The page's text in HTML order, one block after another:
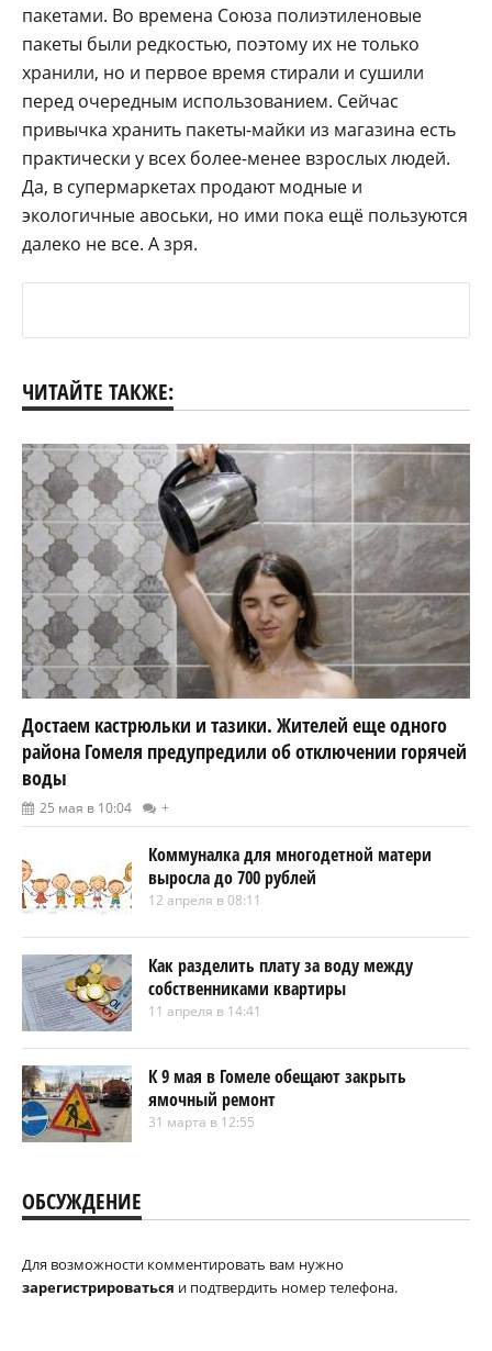
пакетами. Во времена Союза полиэтиленовые
пакеты были редкостью, поэтому их не только
хранили, но и первое время стирали и сушили
перед очередным использованием. Сейчас
привычка хранить пакеты-майки из магазина есть
практически у всех более-менее взрослых людей.
Да, в супермаркетах продают модные и
экологичные авоськи, но ими пока ещё пользуются
далеко не все. А зря.
ЧИТАЙТЕ ТАКЖЕ:
Достаем кастрюльки и тазики. Жителей еще одного
района Гомеля предупредили об отключении горячей
воды
25 мая в 10:04 +
Коммуналка для многодетной матери
выросла до 700 рублей
12 апреля в 08:11
Как разделить плату за воду между
собственниками квартиры
11 апреля в 14:41
К 9 мая в Гомеле обещают закрыть
ямочный ремонт
31 марта в 12:55
ОБСУЖДЕНИЕ
Для возможности комментировать вам нужно
зарегистрироваться и подтвердить номер телефона.